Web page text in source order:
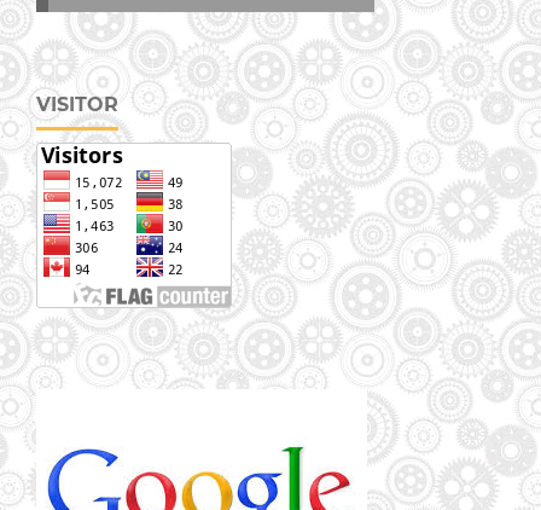
VISITOR